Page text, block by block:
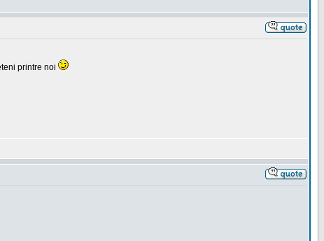
printre noi